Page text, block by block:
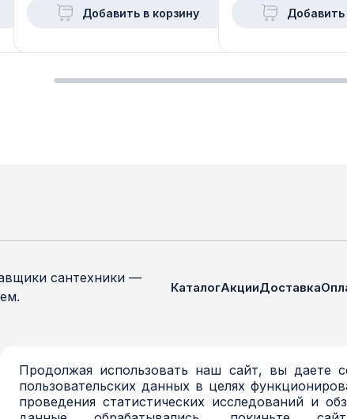
Добавить в корзину Добавить
Продолжая использовать наш сайт, вы даете
пользовательских данных в целях
проведения статистических исследований и
сантехники —
КаталогАкцииДоставка